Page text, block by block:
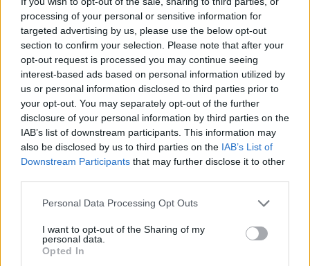
processing of your personal or sensitive information for
targeted advertising by us, please use the below opt-out
section to confirm your selection. Please note that after your
opt-out request is processed you may continue seeing
interest-based ads based on personal information utilized by
us or personal information disclosed to third parties prior to
your opt-out. You may separately opt-out of the further
disclosure of your personal information by third parties on the
IAB’s list of downstream participants. This information may
also be disclosed by us to third parties on the IAB’s List of
Downstream Participants that may further disclose it to other
Personal Data Processing Opt Outs
I want to opt-out of the Sharing of my
personal data.
Opted In
Αν θέλεις να γίνεις μέρος μιας δυναμικής ομάδας και να
προσφέρεις μια μοναδική εμπειρία εξυπηρέτησης μπορείς να
μας στείλεις το βιογραφικό σου ή να επικοινωνήσεις
τηλεφωνικά στο 6943075836.